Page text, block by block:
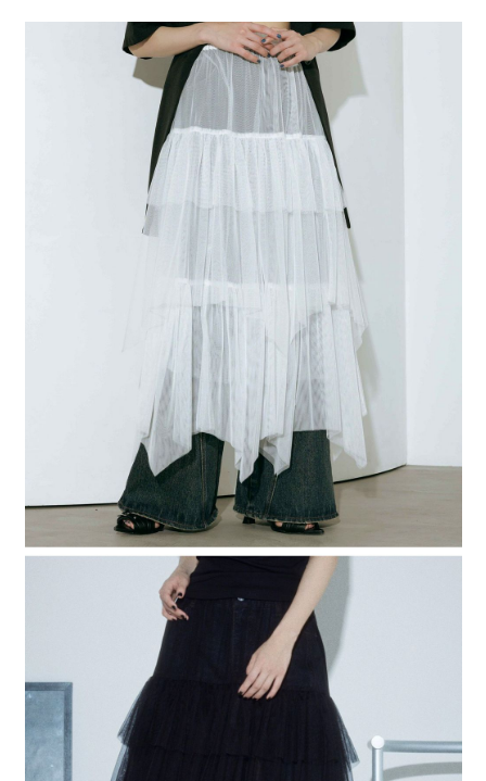
【繳款方式說明】
1.分期款項不併入電信帳單，「大哥付你分期」於每月結算日後寄送繳費提
2.透過簡訊連結打開帳單後，可選擇「超商條碼／台灣大直營門市／銀行轉
帳／街口支付／iPASS MONEY」等通路繳費。
1.本服務係由「台灣大哥大股份有限公司」（以下簡稱本公司）所提供，讓
用戶於交易時，得透過本服務購買商品或服務，並由商店將買賣／分期付款
買賣價金債權讓與本公司後，依約使用本公司帳單繳交帳款。
2.基於同意付款使用「大哥付你分期」之契約關係目的，商店將以您的個人
資料（包含姓名、電話或地址）提供予台灣大哥大進項蒐集、處理及利用，
由本公司與您本人進行分期帳單所需資料之確認、核對及更正。
3.完整用戶服務條款，請詳閱以下連結：
https://oppay.tw/userRule
３．安心：先確認商品／服務後，再付款。
【「AFTEE先享後付」結帳流程】
１．於結帳方式選擇「AFTEE先享後付」後，將跳轉至「AFTEE先享後付」
結帳頁面，進行簡訊認證並確認金額後，即可完成結帳。
２．訂單成立數日內，您將收到繳費通知簡訊。
３．收到繳費通知簡訊後14天內，點擊此簡訊中的連結，可透過四大超商／
ATM／網路銀行／等多元方式進行付款，方視為交易完成。
※ 請注意：結帳手續完成當下不需立刻繳費，但若您需要取消訂單，請聯絡
購買商品的店家。未經商家同意取消之訂單仍視為有效，需透過AFTEE先享
※ 交易是否成功請以「AFTEE先享後付 」之結帳頁面顯示為準，若有關於
是否繳費成功／繳費後需取消欲退款等相關疑問，請聯繫「AFTEE先享後付
https://netprotections.freshdesk.com/support/home
１．透過由恩沛科技股份有限公司提供之「AFTEE先享後付」服務完成之交
易，需依本服務之必要範圍內提供個人資料，並將交易相關給付款項請求債
權轉讓予恩沛科技股份有限公司。
２．關於個人資料處理事宜，請瀏覽以下網址： https://aftee.tw/terms/#terms3
３．未成年的使用者請事先徵得法定代理人或監護人之同意方可使用
「AFTEE先享後付」，若未經同意申辦者引起之損失，本公司不負相關責
４．使用「AFTEE先享後付」時，將依據個別帳號之用戶狀況，依本公司即
時審查核予不同之上限額度；若仍有額度不足之情形，本公司將視審查結果
請求用戶進行身份認證。
５．嚴禁一人註冊多個帳號或使用他人資訊註冊。若發現惡意使用之情形，
恩沛科技股份有限公司將有權停止該用戶之使用額度並採取法律行動。
每筆NT$80，滿NT$1,500(含以上)免運費
每筆NT$80，滿NT$1,500(含以上)免運費
每筆NT$80，滿NT$1,500(含以上)免運費
每筆NT$80，滿NT$1,500(含以上)免運費
每筆NT$80，滿NT$1,500(含以上)免運費